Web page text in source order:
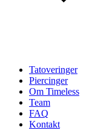
Tatoveringer
Piercinger
Om Timeless
Team
FAQ
Kontakt